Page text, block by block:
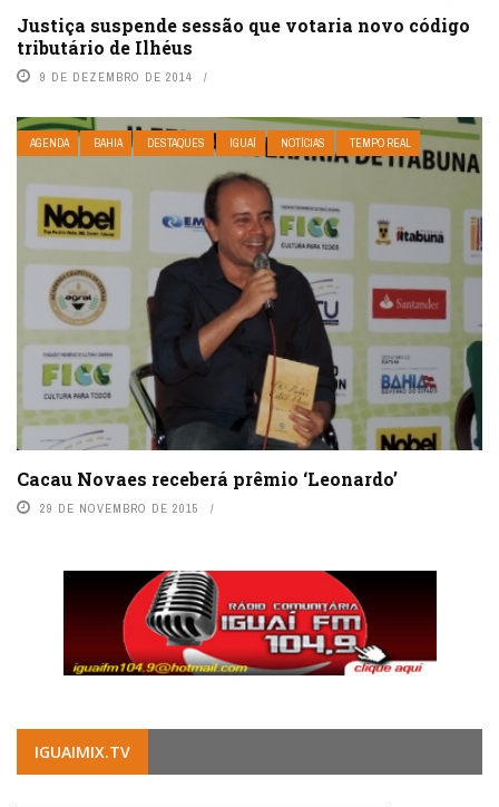
Justiça suspende sessão que votaria novo código
tributário de Ilhéus
9 DE DEZEMBRO DE 2014
AGENDA BAHIA DESTAQUES IGUAÍ NOTÍCIAS TEMPO REAL
Cacau Novaes receberá prêmio ‘Leonardo’
29 DE NOVEMBRO DE 2015
IGUAIMIX.TV